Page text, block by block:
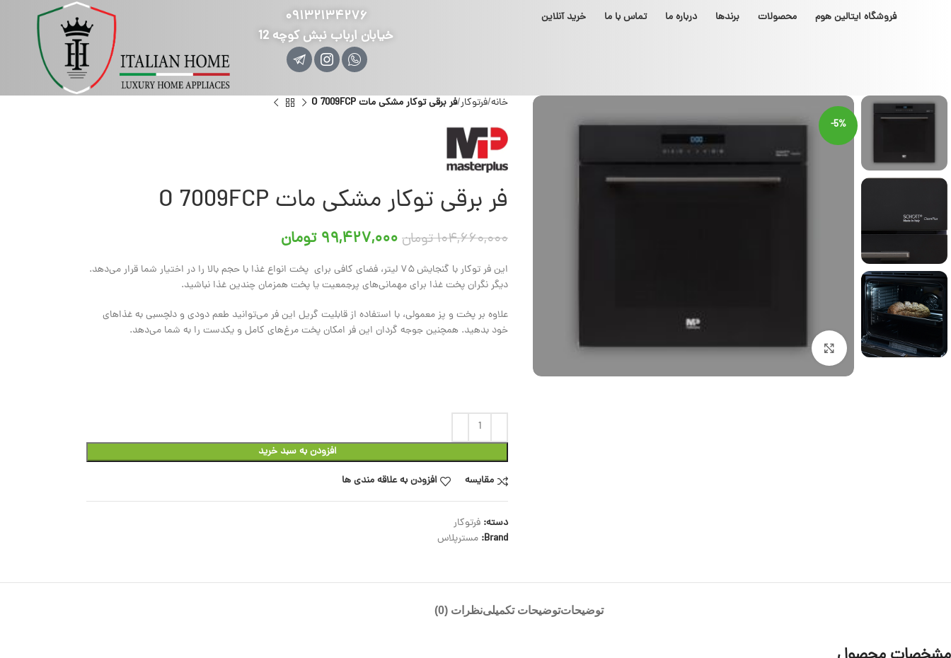
فروشگاه ایتالین هوم محصولات برندها درباره ما تماس با ما خرید آنلاین
۰۹۱۳۲۱۳۴۲۷۶
خیابان ارباب نبش کوچه 12
-5%
برای بزرگنمایی کلیک کنید
خانه فرتوکار فر برقی توکار مشکی مات O 7009FCP
فر برقی توکار مشکی مات O 7009FCP
۱۰۴,۶۶۰,۰۰۰تومان ۹۹,۴۲۷,۰۰۰ تومان
این فر توکار با گنجایش ۷۵ لیتر، فضای کافی برای پخت انواع غذا با حجم بالا را در اختیار شما قرار می‌دهد.
دیگر نگران پخت غذا برای مهمانی‌های پرجمعیت یا پخت همزمان چندین غذا نباشید.
علاوه بر پخت و پز معمولی، با استفاده از قابلیت گریل این فر می‌توانید طعم دودی و دلچسبی به غذاهای
خود بدهید. همچنین جوجه گردان این فر امکان پخت مرغ‌های کامل و یکدست را به شما می‌دهد.
افزودن به سبد خرید
مقایسه
افزودن به علاقه مندی ها
دسته: فرتوکار
Brand: مسترپلاس
توضیحاتتوضیحات تکمیلینظرات (0)